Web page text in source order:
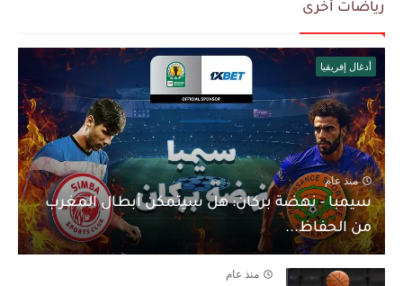
رياضات أخرى
أدغال إفريقيا
منذ عام
سيمبا - نهضة بركان: هل سيتمكن أبطال المغرب
من الحفاظ...
منذ عام